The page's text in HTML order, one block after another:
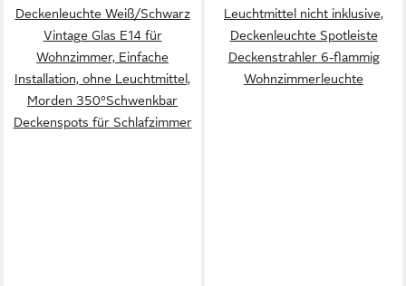
Deckenleuchte Weiß/Schwarz
Vintage Glas E14 für
Wohnzimmer, Einfache
Installation, ohne Leuchtmittel,
Morden 350°Schwenkbar
Deckenspots für Schlafzimmer
Leuchtmittel nicht inklusive,
Deckenleuchte Spotleiste
Deckenstrahler 6-flammig
Wohnzimmerleuchte